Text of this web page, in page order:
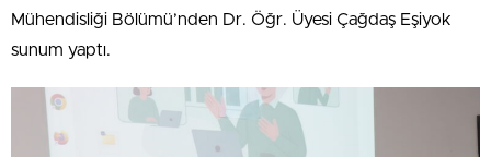
Mühendisliği Bölümü’nden Dr. Öğr. Üyesi Çağdaş Eşiyok
sunum yaptı.